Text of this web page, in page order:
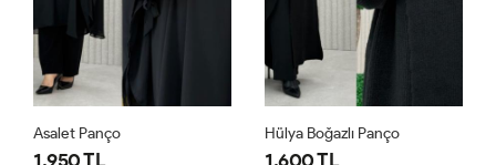
Asalet Panço
1,950 TL
Hülya Boğazlı Panço
1,600 TL